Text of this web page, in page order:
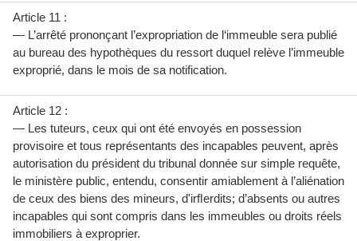
Article 11 :
— L’arrêté prononçant l’expropriation de l‘immeuble sera publié
au bureau des hypothèques du ressort duquel relève l’immeuble
exproprié, dans le mois de sa notification.
Article 12 :
— Les tuteurs, ceux qui ont été envoyés en possession
provisoire et tous représentants des incapables peuvent, après
autorisation du président du tribunal donnée sur simple requête,
le ministère public, entendu, consentir amiablement à l’aliénation
de ceux des biens des mineurs, d'irﬂerdits; d’absents ou autres
incapables qui sont compris dans les immeubles ou droits réels
immobiliers à exproprier.